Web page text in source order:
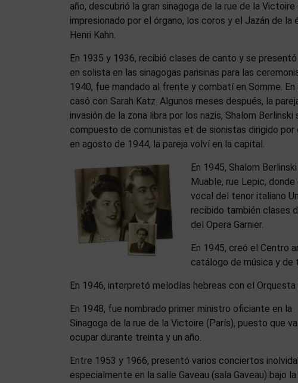
año, descubrió la gran sinagoga de la rue de la
impresionado por el órgano, los coros y el Jazán de la
Henri Kahn.
En 1935 y 1936, recibió clases de canto y se
en solista en las sinagogas parisinas para las
1940, fue mandado al frente y combatí en Somme. En
casó con Sarah Katz. Algunos meses después, la
invasión de la zona libra por los nazis, Shalom
compuesto de comunistas et de sionistas dirigido por
en agosto de 1944, la pareja volví en la capital.
En 1945, Shalom
Muable, rue Lepic,
vocal del tenor italiano
recibido también clases
del Opera Garnier.
En 1945, creó el Centro
catálogo de música y de
En 1946, interpretó melodías hebreas con el
En 1948, fue nombrado primer ministro oficiante en la
Sinagoga de la rue de la Victoire (París), puesto que
ocupar durante treinta y un año.
Entre 1953 y 1966, presentó varios conciertos
especialmente en la salle Gaveau (sala Gaveau) bajo